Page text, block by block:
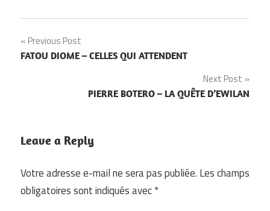
Navigation
de
Previous Post
FATOU DIOME – CELLES QUI ATTENDENT
Next Post
PIERRE BOTERO – LA QUÊTE D’EWILAN
Leave a Reply
Votre adresse e-mail ne sera pas publiée. Les champs
obligatoires sont indiqués avec*